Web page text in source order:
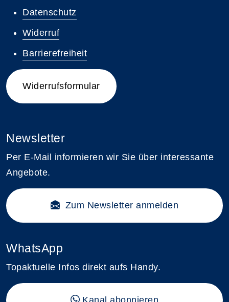
Datenschutz
Widerruf
Barrierefreiheit
Widerrufsformular
Newsletter
Per E-Mail informieren wir Sie über interessante
Angebote.
Zum Newsletter anmelden
WhatsApp
Topaktuelle Infos direkt aufs Handy.
Kanal abonnieren